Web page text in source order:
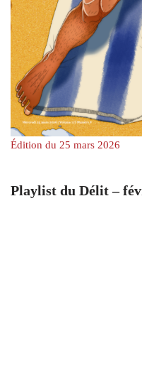
Édition du 25 mars 2026
Playlist du Délit –